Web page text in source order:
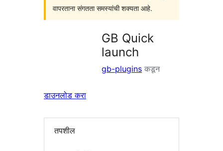
वापरताना संगतता समस्यांची शक्यता आहे.
GB Quick
launch
gb-plugins कडून
डाउनलोड करा
तपशील